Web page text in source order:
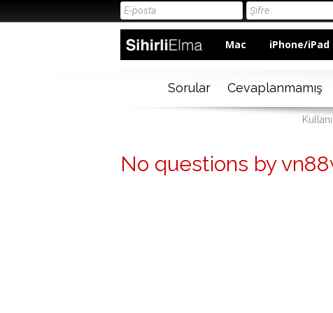
Mac iPhone/iPad
Sorular Cevaplanmamış
No questions by